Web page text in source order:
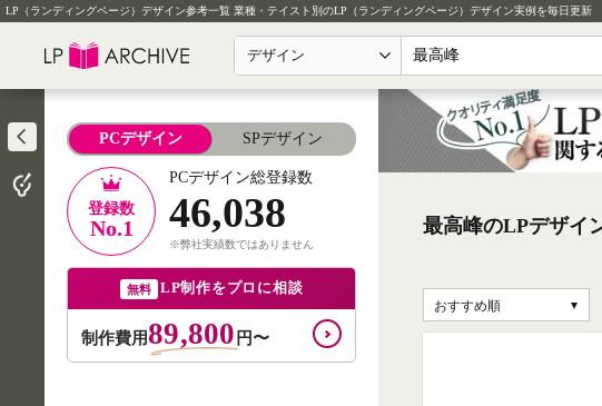
LP（ランディングページ）デザイン参考一覧 業種・テイスト別のLP（ランディングページ）デザイン実例を毎日更新
デザイン
PCデザイン SPデザイン
登録数
No.1
PCデザイン総登録数
46,038
※弊社実績数ではありません
無料 LP制作をプロに相談
制作費用89,800 円〜
最高峰のLPデザイ
おすすめ順